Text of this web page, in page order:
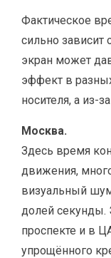
Фактическое
сильно зависит
экран может
эффект в
носителя, а из-
Москва.
Здесь время
движения,
визуальный
долей секунды.
проспекте и в
упрощённого